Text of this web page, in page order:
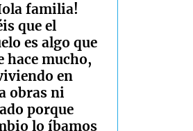
familia!
que el
es algo que
hace mucho,
en
obras ni
porque
lo íbamos